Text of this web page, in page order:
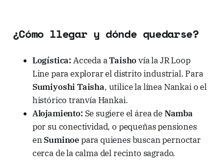
¿Cómo llegar y dónde quedarse?
Logística: Acceda aTaisho vía la JR Loop
Line para explorar el distrito industrial. Para
Sumiyoshi Taisha, utilice la línea Nankai o el
histórico tranvía Hankai.
Alojamiento: Se sugiere el área deNamba
por su conectividad, o pequeñas pensiones
enSuminoepara quienes buscan pernoctar
cerca de la calma del recinto sagrado.